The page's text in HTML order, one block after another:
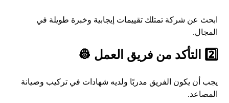
ابحث عن شركة تمتلك تقييمات إيجابية وخبرة طويلة في
المجال.
2️⃣ التأكد من فريق العمل 👷
يجب أن يكون الفريق مدربًا ولديه شهادات في تركيب وصيانة
المصاعد.